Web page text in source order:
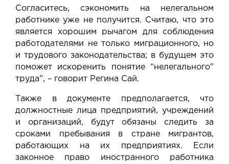
Согласитесь, сэкономить на нелегальном
работнике уже не получится. Считаю, что это
является хорошим рычагом для соблюдения
работодателями не только миграционного, но
и трудового законодательства; в будущем это
поможет искоренить понятие “нелегального”
труда”, – говорит Регина Сай.
Также в документе предполагается, что
должностные лица предприятий, учреждений
и организаций, будут обязаны следить за
сроками пребывания в стране мигрантов,
работающих на их предприятиях. Если
законное право иностранного работника